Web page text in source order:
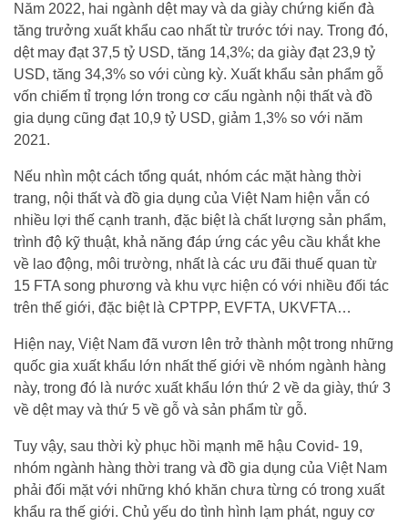
Năm 2022, hai ngành dệt may và da giày chứng kiến đà
tăng trưởng xuất khẩu cao nhất từ trước tới nay. Trong đó,
dệt may đạt 37,5 tỷ USD, tăng 14,3%; da giày đạt 23,9 tỷ
USD, tăng 34,3% so với cùng kỳ. Xuất khẩu sản phẩm gỗ
vốn chiếm tỉ trọng lớn trong cơ cấu ngành nội thất và đồ
gia dụng cũng đạt 10,9 tỷ USD, giảm 1,3% so với năm
2021.
Nếu nhìn một cách tổng quát, nhóm các mặt hàng thời
trang, nội thất và đồ gia dụng của Việt Nam hiện vẫn có
nhiều lợi thế cạnh tranh, đặc biệt là chất lượng sản phẩm,
trình độ kỹ thuật, khả năng đáp ứng các yêu cầu khắt khe
về lao động, môi trường, nhất là các ưu đãi thuế quan từ
15 FTA song phương và khu vực hiện có với nhiều đối tác
trên thế giới, đặc biệt là CPTPP, EVFTA, UKVFTA…
Hiện nay, Việt Nam đã vươn lên trở thành một trong những
quốc gia xuất khẩu lớn nhất thế giới về nhóm ngành hàng
này, trong đó là nước xuất khẩu lớn thứ 2 về da giày, thứ 3
về dệt may và thứ 5 về gỗ và sản phẩm từ gỗ.
Tuy vậy, sau thời kỳ phục hồi mạnh mẽ hậu Covid- 19,
nhóm ngành hàng thời trang và đồ gia dụng của Việt Nam
phải đối mặt với những khó khăn chưa từng có trong xuất
khẩu ra thế giới. Chủ yếu do tình hình lạm phát, nguy cơ